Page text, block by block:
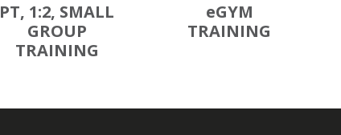
PT, 1:2, SMALL
GROUP
TRAINING
eGYM
TRAINING